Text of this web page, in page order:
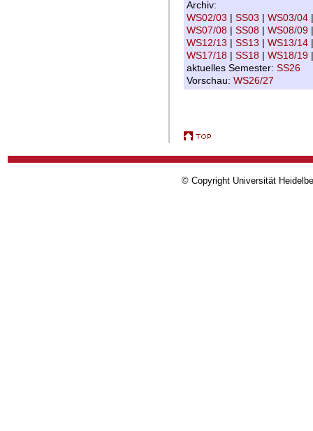
Archiv:
WS02/03 | SS03 | WS03/04
WS07/08 | SS08 | WS08/09
WS12/13 | SS13 | WS13/14
WS17/18 | SS18 | WS18/19
aktuelles Semester: SS26
Vorschau: WS26/27
© Copyright Universität